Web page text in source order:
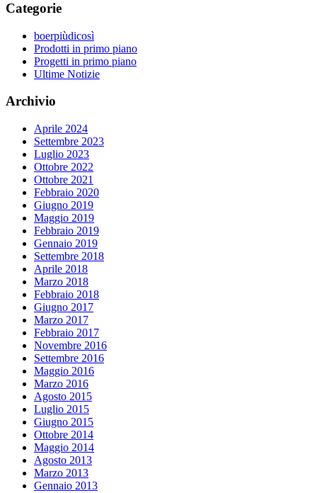
Categorie
boerpiùdicosì
Prodotti in primo piano
Progetti in primo piano
Ultime Notizie
Archivio
Aprile 2024
Settembre 2023
Luglio 2023
Ottobre 2022
Ottobre 2021
Febbraio 2020
Giugno 2019
Maggio 2019
Febbraio 2019
Gennaio 2019
Settembre 2018
Aprile 2018
Marzo 2018
Febbraio 2018
Giugno 2017
Marzo 2017
Febbraio 2017
Novembre 2016
Settembre 2016
Maggio 2016
Marzo 2016
Agosto 2015
Luglio 2015
Giugno 2015
Ottobre 2014
Maggio 2014
Agosto 2013
Marzo 2013
Gennaio 2013